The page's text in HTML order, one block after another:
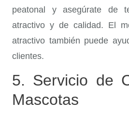
peatonal y asegúrate de
atractivo y de calidad. El
atractivo también puede
clientes.
5. Servicio de
Mascotas